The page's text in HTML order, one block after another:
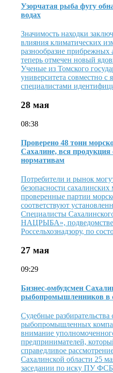
Узорчатая рыба фугу
водах
Значимость находки
влияния климатических
разнообразие прибрежных
теперь отмечен новый
Ученые из Томского
университета совместно с
специалистами
28 мая
08:38
Проверено 48 тонн
Сахалине, вся продукция
нормативам
Потребители и рынок
безопасности
проверенные партии
соответствуют
Специалисты
НАЦРЫБА»,
Россельхознадзору, по
27 мая
09:29
Бизнес-омбудсмен
рыбопромышленников в
Судебные
рыбопромышленных
внимание
предпринимателей,
справедливое
Сахалинской области 25
заседании по иску ПУ